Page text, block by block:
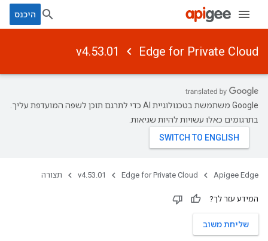
היכנס
Edge for Private Cloud
v4.53.01
‫Google משתמשת בטכנולוגיית AI כדי לתרגם תוכן לשפה המועדפת עליך.
בתרגומים כאלו עשויות להיות שגיאות.
Apigee Edge
Edge for Private Cloud
v4.53.01 תצורה
המידע עזר לך?
שליחת משוב